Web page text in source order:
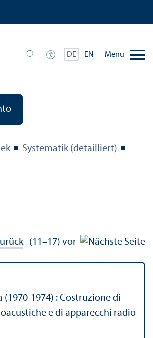
DE EN Menü
Systematik (detailliert)
(11–17) vor
1974) : Costruzione di
e di apparecchi radio